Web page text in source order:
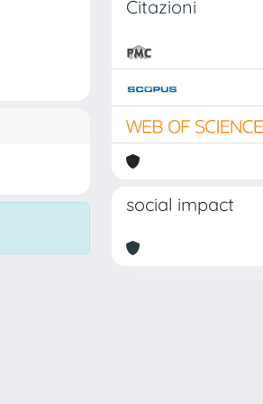
Citazioni
social impact